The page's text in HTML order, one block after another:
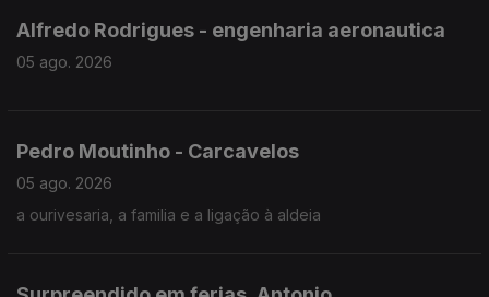
Alfredo Rodrigues - engenharia aeronautica
05 ago. 2026
Pedro Moutinho - Carcavelos
05 ago. 2026
a ourivesaria, a familia e a ligação à aldeia